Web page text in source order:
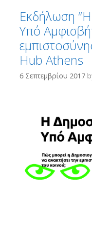
Εκδήλωση
Υπό
Hub Athens
6 Σεπτεμβρίου 2017